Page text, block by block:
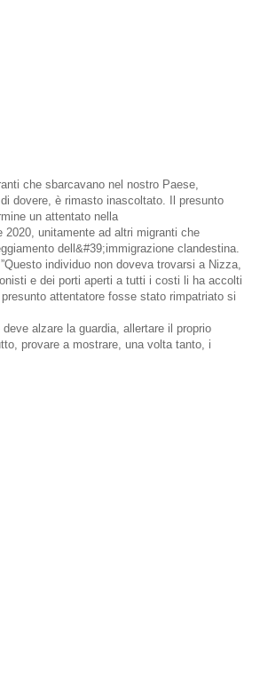
che sbarcavano nel nostro Paese,
dovere, è rimasto inascoltato. Il presunto
un attentato nella
unitamente ad altri migranti che
dell&#39;immigrazione clandestina.
individuo non doveva trovarsi a Nizza,
e dei porti aperti a tutti i costi li ha accolti
attentatore fosse stato rimpatriato si
alzare la guardia, allertare il proprio
provare a mostrare, una volta tanto, i